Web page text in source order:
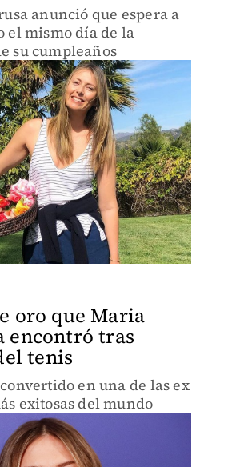
anunció que espera a
el mismo día de la
su cumpleaños
oro que Maria
encontró tras
tenis
en una de las ex
exitosas del mundo